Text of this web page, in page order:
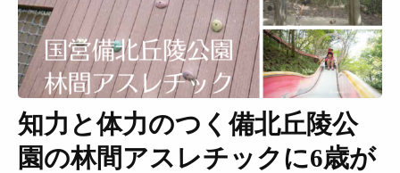
知力と体力のつく備北丘陵公
園の林間アスレチックに6歳が